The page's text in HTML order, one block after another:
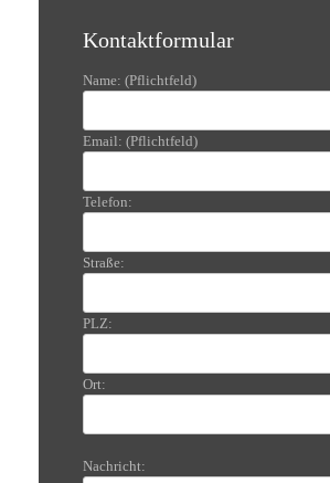
Kontaktformular
Name: (Pflichtfeld)
Email: (Pflichtfeld)
Telefon:
Straße:
PLZ:
Ort:
Nachricht: